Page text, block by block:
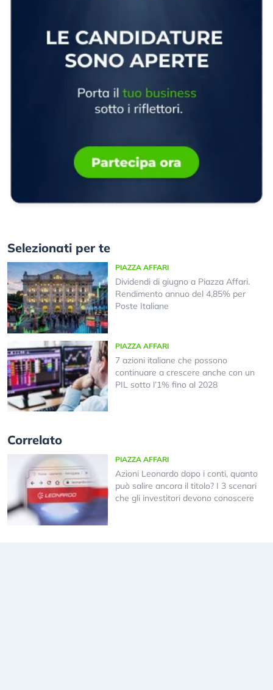
Selezionati per te
PIAZZA AFFARI
Dividendi di giugno a Piazza Affari.
Rendimento annuo del 4,85% per
Poste Italiane
PIAZZA AFFARI
7 azioni italiane che possono
continuare a crescere anche con un
PIL sotto l’1% fino al 2028
Correlato
PIAZZA AFFARI
Azioni Leonardo dopo i conti, quanto
può salire ancora il titolo? I 3 scenari
che gli investitori devono conoscere